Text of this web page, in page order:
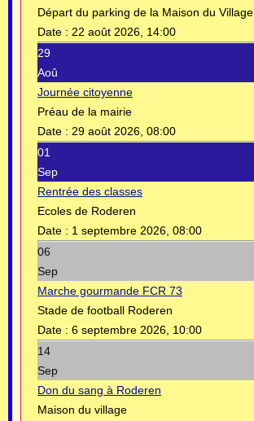
Départ du parking de la Maison du Village.
Date : 22 août 2026, 14:00
29
Aoû
Journée citoyenne
Préau de la mairie
Date : 29 août 2026, 08:00
01
Sep
Rentrée des classes
Ecoles de Roderen
Date : 1 septembre 2026, 08:00
06
Sep
Marche gourmande FCR 73
Stade de football Roderen
Date : 6 septembre 2026, 10:00
14
Sep
Don du sang à Roderen
Maison du village